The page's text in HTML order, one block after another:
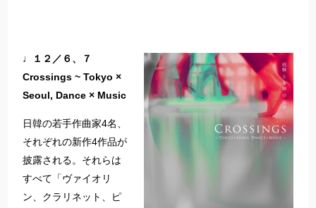
♩１２／６、７
Crossings ~ Tokyo ×
Seoul, Dance × Music
日韓の若手作曲家4名、
それぞれの新作4作品が
披露される。それらは
すべて「ヴァイオリ
ン、クラリネット、ピ